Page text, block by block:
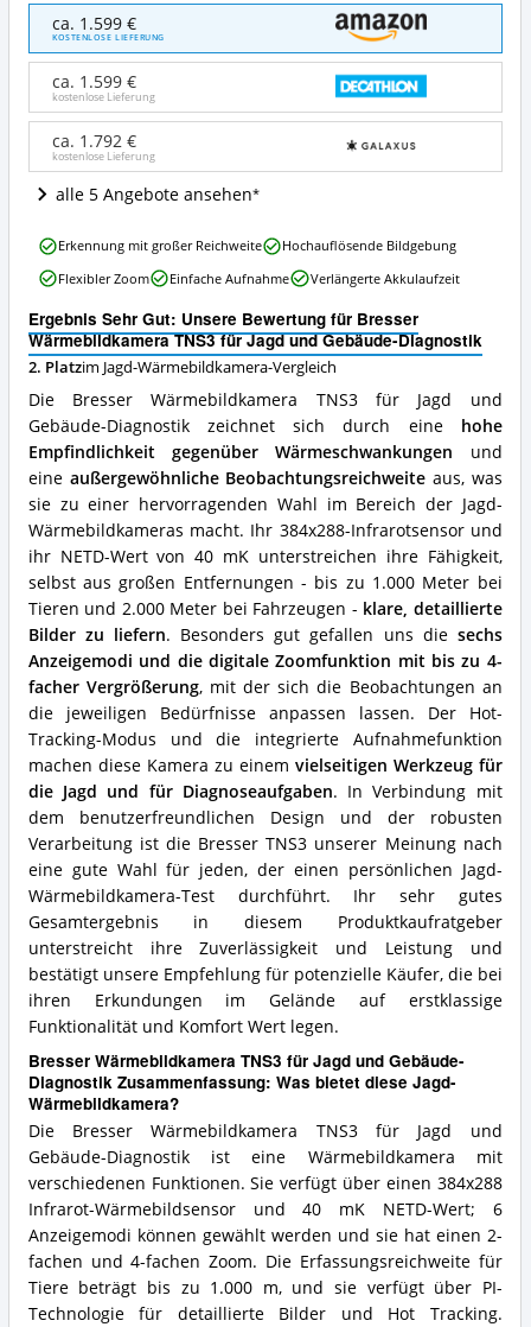
Bresser
Wärmebildkamera
TNS3
Jagd
und
Gebäude-
Diagnostik
Angebote:
Wo
diese
Jagd-
Wärmebildkamera
erhältlich?
ca. 1.599 €
KOSTENLOSE LIEFERUNG
ca. 1.599 €
kostenlose Lieferung
ca. 1.792 €
kostenlose Lieferung
alle 5 Angebote ansehen
Ergebnis Sehr Gut: Unsere Bewertung für Bresser
Wärmebildkamera TNS3 für Jagd und Gebäude-Diagnostik
2. Platzim Jagd-Wärmebildkamera-Vergleich
Die Bresser Wärmebildkamera TNS3 für Jagd und
Gebäude-Diagnostik zeichnet sich durch eine hohe
Empfindlichkeit gegenüber Wärmeschwankungen und
eine außergewöhnliche Beobachtungsreichweite aus, was
sie zu einer hervorragenden Wahl im Bereich der Jagd-
Wärmebildkameras macht. Ihr 384x288-Infrarotsensor und
ihr NETD-Wert von 40 mK unterstreichen ihre Fähigkeit,
selbst aus großen Entfernungen - bis zu 1.000 Meter bei
Tieren und 2.000 Meter bei Fahrzeugen - klare, detaillierte
Bilder zu liefern. Besonders gut gefallen uns die sechs
Anzeigemodi und die digitale Zoomfunktion mit bis zu 4-
facher Vergrößerung, mit der sich die Beobachtungen an
die jeweiligen Bedürfnisse anpassen lassen. Der Hot-
Tracking-Modus und die integrierte Aufnahmefunktion
machen diese Kamera zu einem vielseitigen Werkzeug für
die Jagd und für Diagnoseaufgaben. In Verbindung mit
dem benutzerfreundlichen Design und der robusten
Verarbeitung ist die Bresser TNS3 unserer Meinung nach
eine gute Wahl für jeden, der einen persönlichen Jagd-
Wärmebildkamera-Test durchführt. Ihr sehr gutes
Gesamtergebnis in diesem Produktkaufratgeber
unterstreicht ihre Zuverlässigkeit und Leistung und
bestätigt unsere Empfehlung für potenzielle Käufer, die bei
ihren Erkundungen im Gelände auf erstklassige
Funktionalität und Komfort Wert legen.
Bresser Wärmebildkamera TNS3 für Jagd und Gebäude-
Diagnostik Zusammenfassung: Was bietet diese Jagd-
Wärmebildkamera?
Die Bresser Wärmebildkamera TNS3 für Jagd und
Gebäude-Diagnostik ist eine Wärmebildkamera mit
verschiedenen Funktionen. Sie verfügt über einen 384x288
Infrarot-Wärmebildsensor und 40 mK NETD-Wert; 6
Anzeigemodi können gewählt werden und sie hat einen 2-
fachen und 4-fachen Zoom. Die Erfassungsreichweite für
Tiere beträgt bis zu 1.000 m, und sie verfügt über PI-
Technologie für detaillierte Bilder und Hot Tracking.
Bresser
Wärmebildkamera
TNS3
Jagd
und
Gebäude-
Diagnostik
Vorteile:
Was
spricht
für
diese
Jagd-
Wärmebildkamera?
Erkennung mit großer Reichweite
Hochauflösende Bildgebung
Flexibler Zoom
Einfache Aufnahme Verlängerte Akkulaufzeit